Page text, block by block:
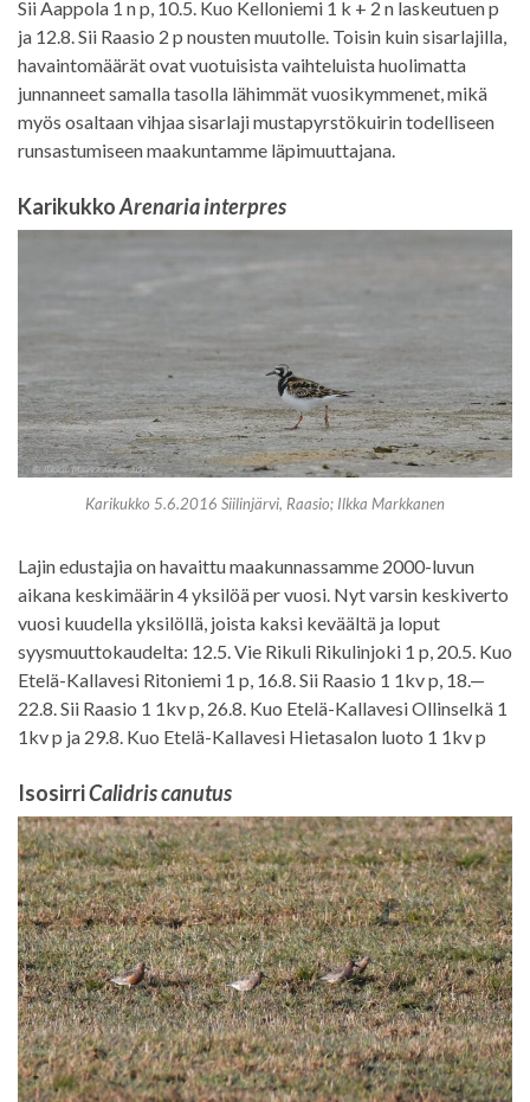
Sii Aappola 1 n p, 10.5. Kuo Kelloniemi 1 k + 2 n laskeutuen p
ja 12.8. Sii Raasio 2 p nousten muutolle. Toisin kuin sisarlajilla,
havaintomäärät ovat vuotuisista vaihteluista huolimatta
junnanneet samalla tasolla lähimmät vuosikymmenet, mikä
myös osaltaan vihjaa sisarlaji mustapyrstökuirin todelliseen
runsastumiseen maakuntamme läpimuuttajana.
KarikukkoArenaria interpres
Karikukko 5.6.2016 Siilinjärvi, Raasio; Ilkka Markkanen
Lajin edustajia on havaittu maakunnassamme 2000-luvun
aikana keskimäärin 4 yksilöä per vuosi. Nyt varsin keskiverto
vuosi kuudella yksilöllä, joista kaksi keväältä ja loput
syysmuuttokaudelta: 12.5. Vie Rikuli Rikulinjoki 1 p, 20.5. Kuo
Etelä-Kallavesi Ritoniemi 1 p, 16.8. Sii Raasio 1 1kv p, 18.—
22.8. Sii Raasio 1 1kv p, 26.8. Kuo Etelä-Kallavesi Ollinselkä 1
1kv p ja 29.8. Kuo Etelä-Kallavesi Hietasalon luoto 1 1kv p
IsosirriCalidris canutus